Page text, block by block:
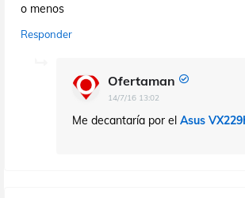
o menos
Responder
Ofertaman
14/7/16 13:02
Me decantaría por el Asus